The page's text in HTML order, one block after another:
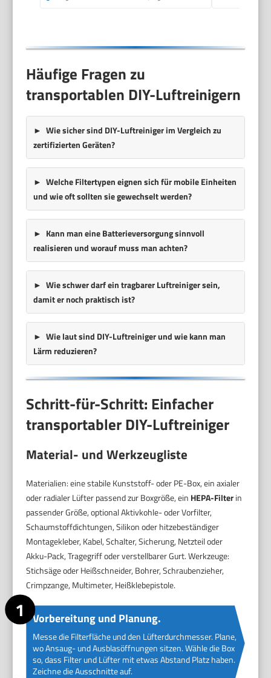
Häufige Fragen zu
transportablen DIY-Luftreinigern
Wie sicher sind DIY-Luftreiniger im Vergleich zu
zertifizierten Geräten?
Welche Filtertypen eignen sich für mobile Einheiten
und wie oft sollten sie gewechselt werden?
Kann man eine Batterieversorgung sinnvoll
realisieren und worauf muss man achten?
Wie schwer darf ein tragbarer Luftreiniger sein,
damit er noch praktisch ist?
Wie laut sind DIY-Luftreiniger und wie kann man
Lärm reduzieren?
Schritt-für-Schritt: Einfacher
transportabler DIY-Luftreiniger
Material- und Werkzeugliste
Materialien: eine stabile Kunststoff- oder PE-Box, ein axialer
oder radialer Lüfter passend zur Boxgröße, ein HEPA-Filterin
passender Größe, optional Aktivkohle- oder Vorfilter,
Schaumstoffdichtungen, Silikon oder hitzebeständiger
Montagekleber, Kabel, Schalter, Sicherung, Netzteil oder
Akku-Pack, Tragegriff oder verstellbarer Gurt. Werkzeuge:
Stichsäge oder Heißschneider, Bohrer, Schraubenzieher,
Crimpzange, Multimeter, Heißklebepistole.
Vorbereitung und Planung.
Messe die Filterfläche und den Lüfterdurchmesser. Plane,
wo Ansaug- und Ausblasöffnungen sitzen. Wähle die Box
so, dass Filter und Lüfter mit etwas Abstand Platz haben.
Zeichne die Ausschnitte auf.